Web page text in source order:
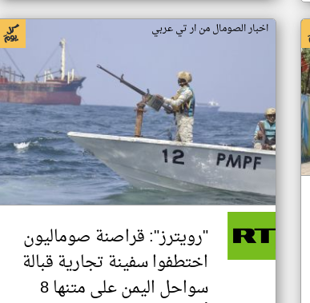
اخبار الصومال من ار تي عربي
"رويترز": قراصنة صوماليون
اختطفوا سفينة تجارية قبالة
سواحل اليمن على متنها 8